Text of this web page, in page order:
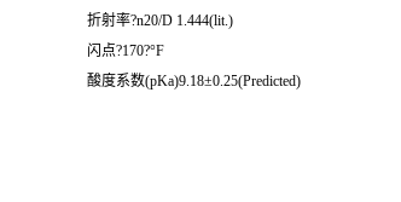
折射率?n20/D 1.444(lit.)
闪点?170?°F
酸度系数(pKa)9.18±0.25(Predicted)